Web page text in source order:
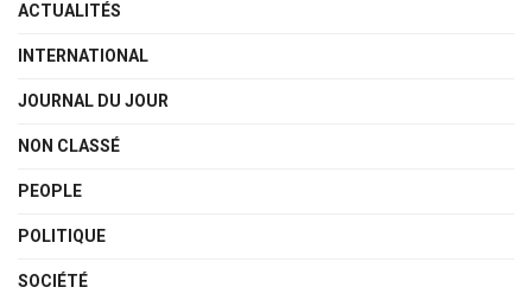
ACTUALITÉS
INTERNATIONAL
JOURNAL DU JOUR
NON CLASSÉ
PEOPLE
POLITIQUE
SOCIÉTÉ